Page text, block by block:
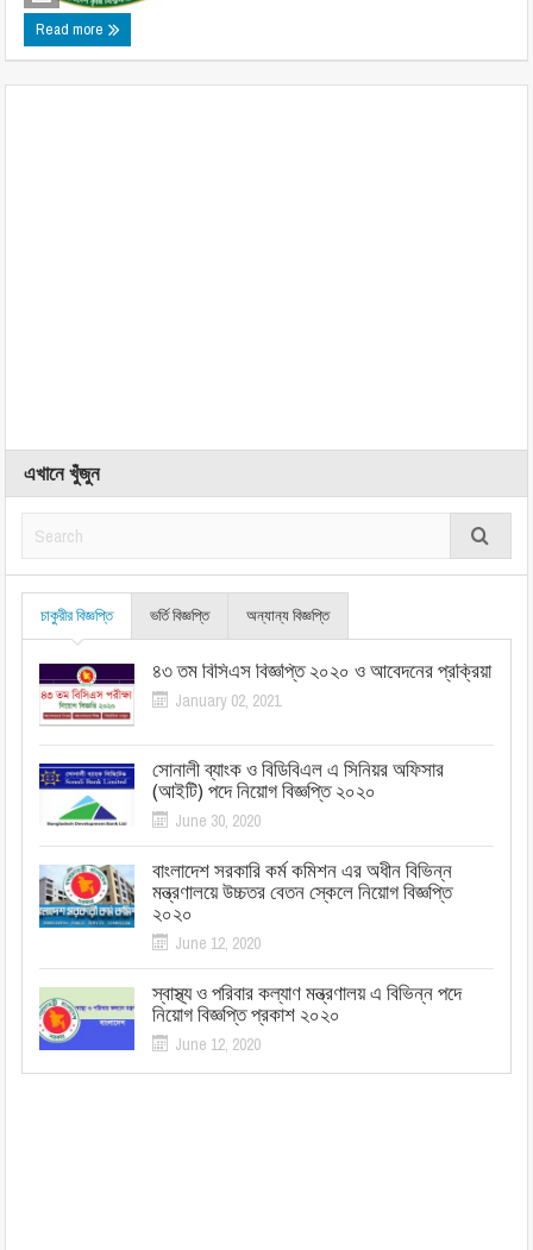
Read more
এখানে খুঁজুন
চাকুরীর বিজ্ঞপ্তি ভর্তি বিজ্ঞপ্তি অন্যান্য বিজ্ঞপ্তি
৪৩ তম বিসিএস বিজ্ঞপ্তি ২০২০ ও আবেদনের প্রক্রিয়া
January 02, 2021
সোনালী ব্যাংক ও বিডিবিএল এ সিনিয়র অফিসার
(আইটি) পদে নিয়োগ বিজ্ঞপ্তি ২০২০
June 30, 2020
বাংলাদেশ সরকারি কর্ম কমিশন এর অধীন বিভিন্ন
মন্ত্রণালয়ে উচ্চতর বেতন স্কেলে নিয়োগ বিজ্ঞপ্তি
২০২০
June 12, 2020
স্বাস্থ্য ও পরিবার কল্যাণ মন্ত্রণালয় এ বিভিন্ন পদে
নিয়োগ বিজ্ঞপ্তি প্রকাশ ২০২০
June 12, 2020